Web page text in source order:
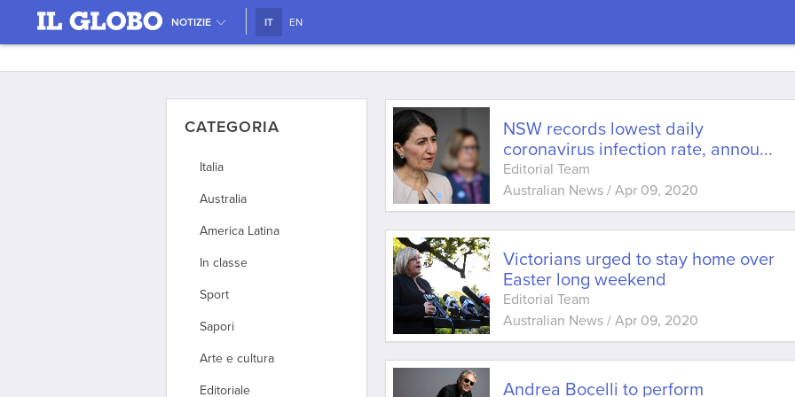
NOTIZIE IT EN
CATEGORIA
Italia
Australia
America Latina
In classe
Sport
Sapori
Arte e cultura
Editoriale
NSW records lowest daily
coronavirus infection rate, annou...
Editorial Team
Australian News /Apr 09, 2020
Victorians urged to stay home over
Easter long weekend
Editorial Team
Australian News /Apr 09, 2020
Andrea Bocelli to perform